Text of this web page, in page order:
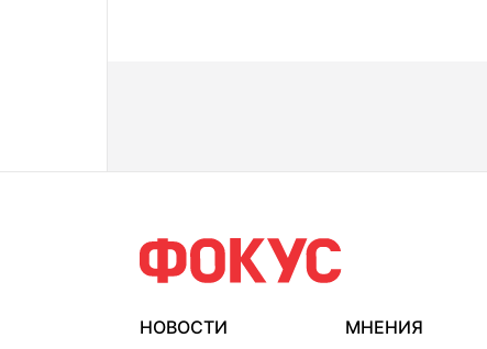
НОВОСТИ МНЕНИЯ